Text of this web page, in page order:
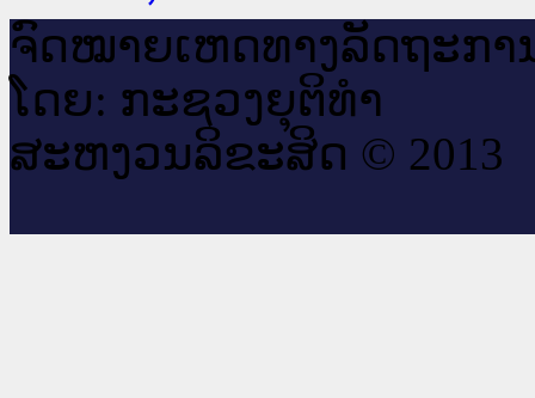
ຈົດ​ໝາຍ​ເຫດ​ທາງ​ລັດ​ຖະ​ກາ
ໂດຍ: ກະ​ຊວງຍຸ​ຕິ​ທຳ
ສະ​ຫງວນ​ລິ​ຂະ​ສິດ © 2013